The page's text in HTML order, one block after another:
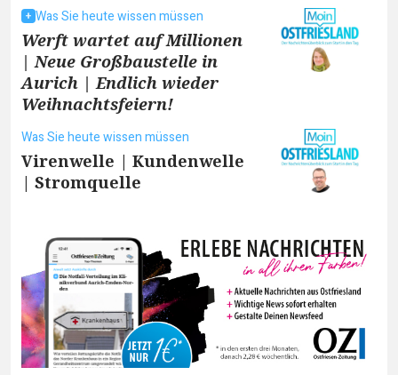
Was Sie heute wissen müssen
Werft wartet auf Millionen
| Neue Großbaustelle in
Aurich | Endlich wieder
Weihnachtsfeiern!
Was Sie heute wissen müssen
Virenwelle | Kundenwelle
| Stromquelle